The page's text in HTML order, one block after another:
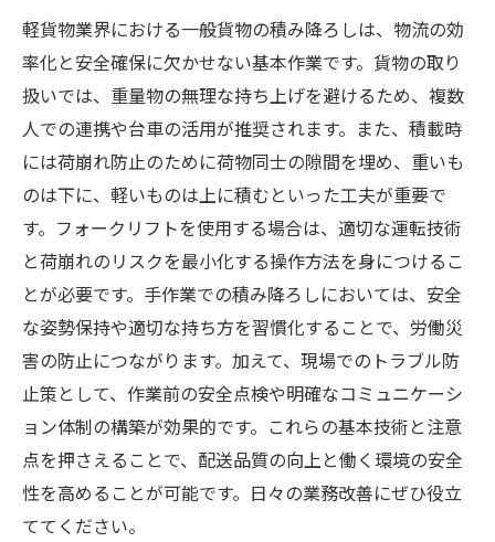
させるまでのステップ
軽貨物の積み降ろし技術で現場改善！知識活用
による労働災害防止法
まとめ：一般貨物積み降ろしの技術理解で軽貨
物業務をより安全かつ効率的に
軽貨物業界における一般貨物の積み降ろしは、物流の効
率化と安全確保に欠かせない基本作業です。貨物の取り
扱いでは、重量物の無理な持ち上げを避けるため、複数
人での連携や台車の活用が推奨されます。また、積載時
には荷崩れ防止のために荷物同士の隙間を埋め、重いも
のは下に、軽いものは上に積むといった工夫が重要で
す。フォークリフトを使用する場合は、適切な運転技術
と荷崩れのリスクを最小化する操作方法を身につけるこ
とが必要です。手作業での積み降ろしにおいては、安全
な姿勢保持や適切な持ち方を習慣化することで、労働災
害の防止につながります。加えて、現場でのトラブル防
止策として、作業前の安全点検や明確なコミュニケーシ
ョン体制の構築が効果的です。これらの基本技術と注意
点を押さえることで、配送品質の向上と働く環境の安全
性を高めることが可能です。日々の業務改善にぜひ役立
ててください。